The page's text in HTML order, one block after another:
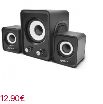
12.90€